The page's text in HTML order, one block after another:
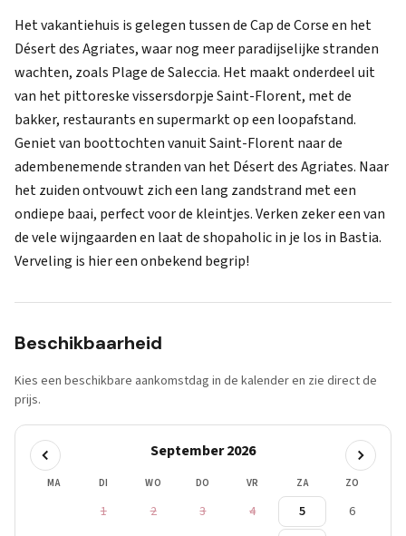
Het vakantiehuis is gelegen tussen de Cap de Corse en het
Désert des Agriates, waar nog meer paradijselijke stranden
wachten, zoals Plage de Saleccia. Het maakt onderdeel uit
van het pittoreske vissersdorpje Saint-Florent, met de
bakker, restaurants en supermarkt op een loopafstand.
Geniet van boottochten vanuit Saint-Florent naar de
adembenemende stranden van het Désert des Agriates. Naar
het zuiden ontvouwt zich een lang zandstrand met een
ondiepe baai, perfect voor de kleintjes. Verken zeker een van
de vele wijngaarden en laat de shopaholic in je los in Bastia.
Verveling is hier een onbekend begrip!
Beschikbaarheid
Kies een beschikbare aankomstdag in de kalender en zie direct de
prijs.
September 2026
MA DI WO DO VR ZA ZO
1 2 3 4 5
6